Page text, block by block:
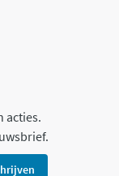
acties.